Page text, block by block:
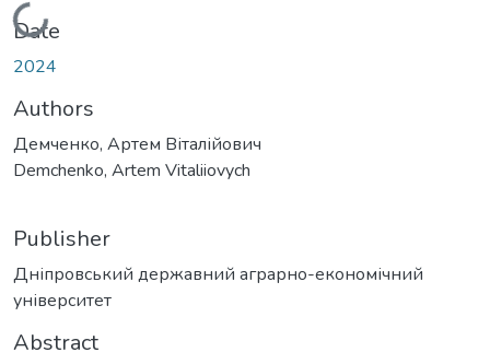
Loading...
Date
2024
Authors
Демченко, Артем Віталійович
Demchenko, Artem Vitaliiovych
Publisher
Дніпровський державний аграрно-економічний
університет
Abstract